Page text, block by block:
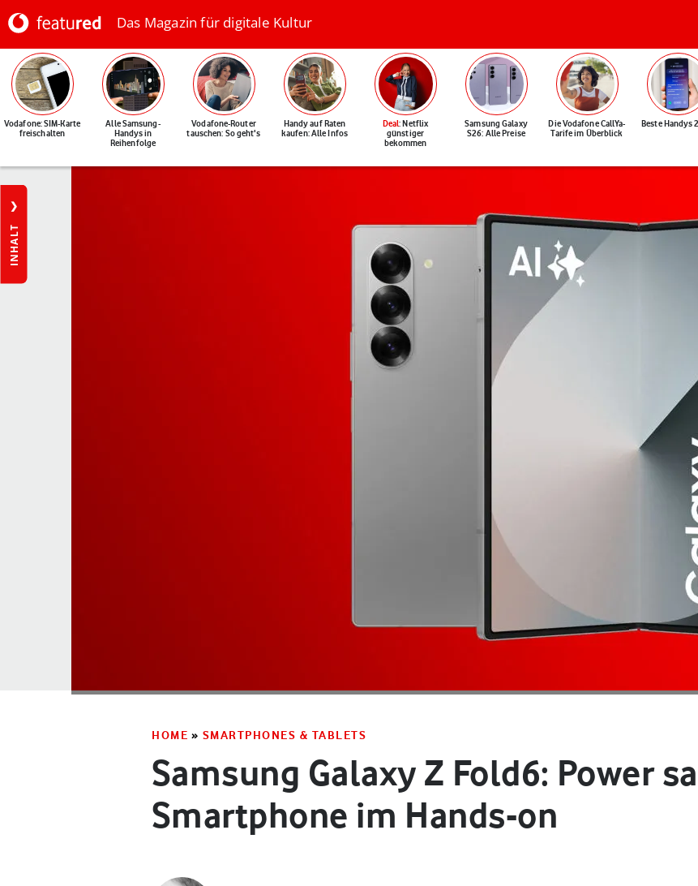
Das Magazin für digitale Kultur
Vodafone: SIM-Karte
freischalten
Alle Samsung-
Handys in
Reihenfolge
Vodafone-Router
tauschen: So geht's
Handy auf Raten
kaufen: Alle Infos
Deal: Netflix
günstiger
bekommen
Samsung Galaxy
S26: Alle Preise
Die Vodafone CallYa-
Tarife im Überblick
Beste Handys
INHALT
HOME » SMARTPHONES & TABLETS
Samsung Galaxy Z Fold6: Power
Smartphone im Hands-on